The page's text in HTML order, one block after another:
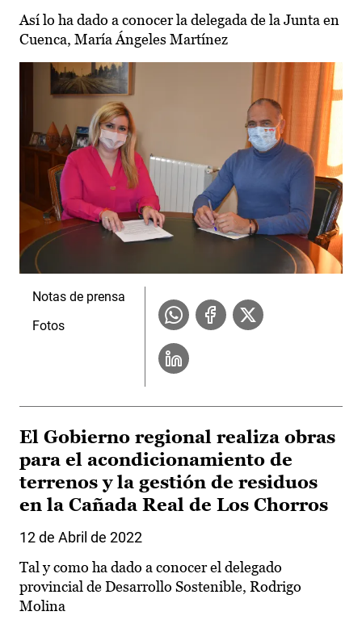
Así lo ha dado a conocer la delegada de la Junta en
Cuenca, María Ángeles Martínez
Notas de prensa
Fotos
El Gobierno regional realiza obras
para el acondicionamiento de
terrenos y la gestión de residuos
en la Cañada Real de Los Chorros
12 de Abril de 2022
Tal y como ha dado a conocer el delegado
provincial de Desarrollo Sostenible, Rodrigo
Molina